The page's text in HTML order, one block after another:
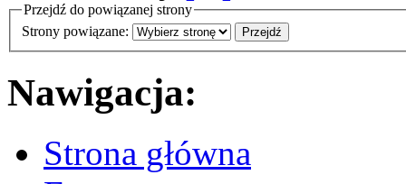
Przejdź do powiązanej strony
Strony powiązane:
Nawigacja:
Strona główna